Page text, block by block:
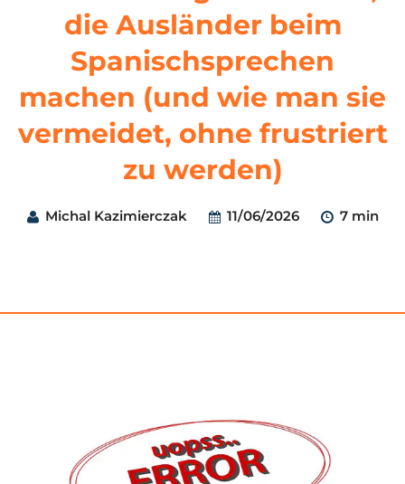
die Ausländer beim
Spanischsprechen
machen (und wie man sie
vermeidet, ohne frustriert
zu werden)
Michal Kazimierczak 11/06/2026 7 min